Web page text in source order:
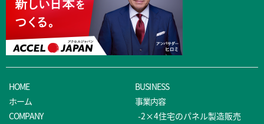
HOME
ホーム
COMPANY
BUSINESS
事業内容
-2×4住宅のパネル製造販売